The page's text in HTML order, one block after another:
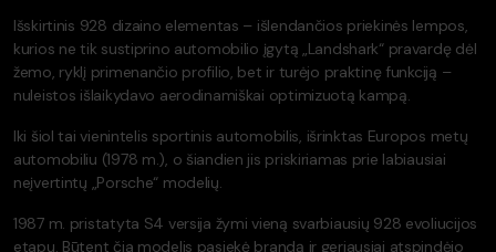
Išskirtinis 928 dizaino elementas – išlendančios priekinės lempos,
kurios ne tik sustiprino automobilio įgytą „Landshark“ pravardę dėl
žemo, ryklį primenančio profilio, bet ir turėjo praktinę funkciją –
nuleistos išlaikydavo aerodinamiškai optimizuotą kampą.
Iki šiol tai vienintelis sportinis automobilis, išrinktas Europos metų
automobiliu (1978 m.), o šiandien jis priskiriamas prie labiausiai
neįvertintų „Porsche“ modelių.
1987 m. pristatyta S4 versija žymi vieną svarbiausių 928 evoliucijos
etapų. Būtent čia modelis pasiekė brandą ir geriausiai atspindėjo